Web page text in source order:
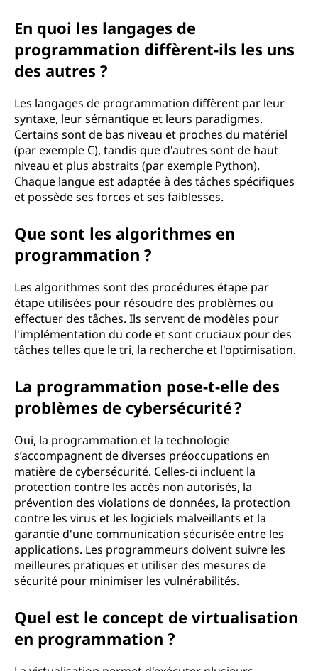
En quoi les langages de
programmation diffèrent-ils les uns
des autres ?
Les langages de programmation diffèrent par leur
syntaxe, leur sémantique et leurs paradigmes.
Certains sont de bas niveau et proches du matériel
(par exemple C), tandis que d'autres sont de haut
niveau et plus abstraits (par exemple Python).
Chaque langue est adaptée à des tâches spécifiques
et possède ses forces et ses faiblesses.
Que sont les algorithmes en
programmation ?
Les algorithmes sont des procédures étape par
étape utilisées pour résoudre des problèmes ou
effectuer des tâches. Ils servent de modèles pour
l'implémentation du code et sont cruciaux pour des
tâches telles que le tri, la recherche et l'optimisation.
La programmation pose-t-elle des
problèmes de cybersécurité ?
Oui, la programmation et la technologie
s’accompagnent de diverses préoccupations en
matière de cybersécurité. Celles-ci incluent la
protection contre les accès non autorisés, la
prévention des violations de données, la protection
contre les virus et les logiciels malveillants et la
garantie d'une communication sécurisée entre les
applications. Les programmeurs doivent suivre les
meilleures pratiques et utiliser des mesures de
sécurité pour minimiser les vulnérabilités.
Quel est le concept de virtualisation
en programmation ?